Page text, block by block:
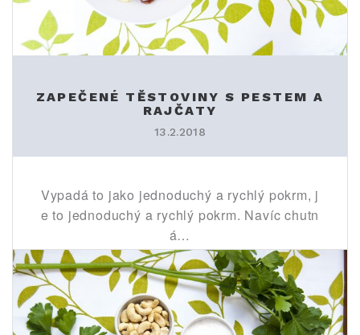
ZAPEČENÉ TĚSTOVINY S PESTEM A
RAJČATY
13.2.2018
Vypadá to jako jednoduchý a rychlý pokrm, j
e to jednoduchý a rychlý pokrm. Navíc chutn
á…